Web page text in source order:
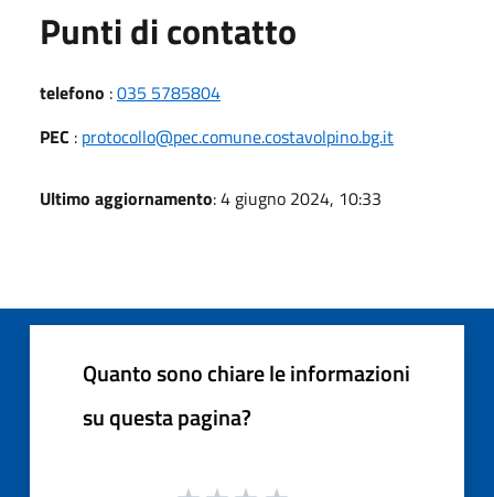
Punti di contatto
telefono :035 5785804
PEC : protocollo@pec.comune.costavolpino.bg.it
Ultimo aggiornamento: 4 giugno 2024, 10:33
Quanto sono chiare le informazioni
su questa pagina?